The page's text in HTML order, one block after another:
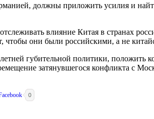
должны приложить усилия и
влияние Китая в странах
чтобы они были российскими, а не
губительной политики,
затянувшегося конфликта с
0